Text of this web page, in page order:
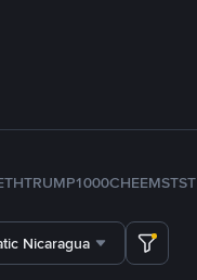
TRUMP1000CHEEMSTST
Nicaragua